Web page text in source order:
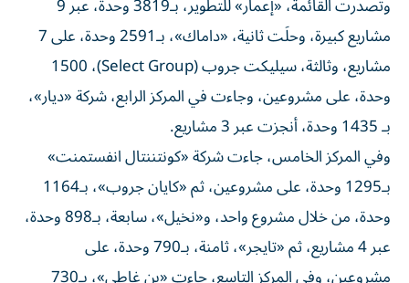
مشاريع كبيرة، وحلَت ثانية، «داماك»، بـ2591 وحدة، على 7
مشاريع، وثالثة، سيليكت جروب (Select Group)، 1500
وحدة، على مشروعين، وجاءت في المركز الرابع، شركة «ديار»،
بـ 1435 وحدة، أنجزت عبر 3 مشاريع.
وفي المركز الخامس، جاءت شركة «كونتننتال انفستمنت»
بـ1295 وحدة، على مشروعين، ثم «كايان جروب»، بـ1164
وحدة، من خلال مشروع واحد، و«نخيل»، سابعة، بـ898 وحدة،
عبر 4 مشاريع، ثم «تايجر»، ثامنة، بـ790 وحدة، على